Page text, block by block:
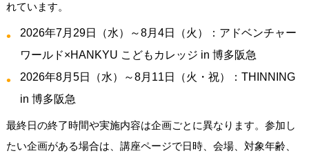
れています。
2026年7月29日（水）～8月4日（火）：アドベンチャー
ワールド×HANKYU こどもカレッジ in 博多阪急
2026年8月5日（水）～8月11日（火・祝）：THINNING
in 博多阪急
最終日の終了時間や実施内容は企画ごとに異なります。参加し
たい企画がある場合は、講座ページで日時、会場、対象年齢、